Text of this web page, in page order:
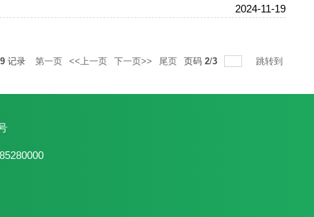
2024-11-19
记录 第一页 <<上一页 下一页>> 尾页 页码 2/3 跳转到